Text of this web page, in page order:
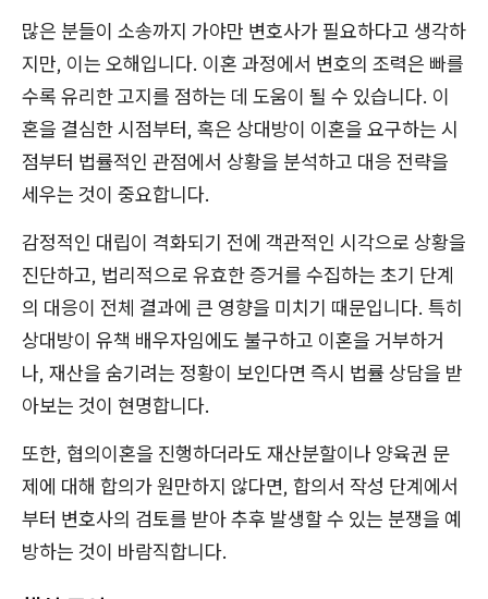
많은 분들이 소송까지 가야만 변호사가 필요하다고 생각하
지만, 이는 오해입니다. 이혼 과정에서 변호의 조력은 빠를
수록 유리한 고지를 점하는 데 도움이 될 수 있습니다. 이
혼을 결심한 시점부터, 혹은 상대방이 이혼을 요구하는 시
점부터 법률적인 관점에서 상황을 분석하고 대응 전략을
세우는 것이 중요합니다.
감정적인 대립이 격화되기 전에 객관적인 시각으로 상황을
진단하고, 법리적으로 유효한 증거를 수집하는 초기 단계
의 대응이 전체 결과에 큰 영향을 미치기 때문입니다. 특히
상대방이 유책 배우자임에도 불구하고 이혼을 거부하거
나, 재산을 숨기려는 정황이 보인다면 즉시 법률 상담을 받
아보는 것이 현명합니다.
또한, 협의이혼을 진행하더라도 재산분할이나 양육권 문
제에 대해 합의가 원만하지 않다면, 합의서 작성 단계에서
부터 변호사의 검토를 받아 추후 발생할 수 있는 분쟁을 예
방하는 것이 바람직합니다.